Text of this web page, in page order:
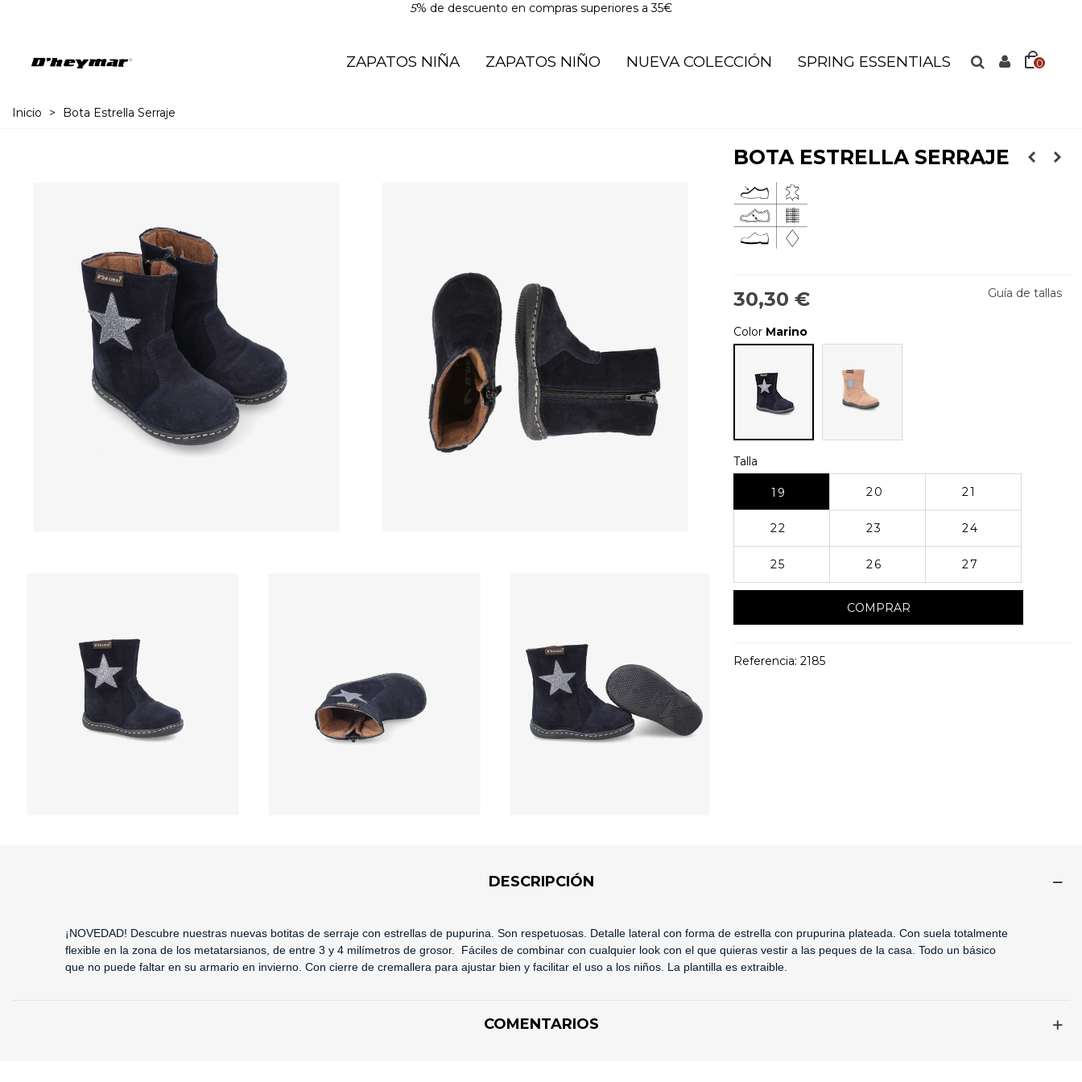
5% de descuento en compras superiores a 35€
ZAPATOS NIÑA ZAPATOS NIÑO NUEVA COLECCIÓN SPRING ESSENTIALS 0
Inicio > Bota Estrella Serraje
BOTA ESTRELLA SERRAJE
30,30 € Guía de tallas
Color Marino
Talla
19 20 21
22 23 24
25 26 27
COMPRAR
Referencia: 2185
DESCRIPCIÓN
¡NOVEDAD! Descubre nuestras nuevas botitas de serraje con estrellas de pupurina. Son respetuosas. Detalle lateral con forma de estrella con prupurina plateada. Con suela totalmente
flexible en la zona de los metatarsianos, de entre 3 y 4 milímetros de grosor. Fáciles de combinar con cualquier look con el que quieras vestir a las peques de la casa. Todo un básico
que no puede faltar en su armario en invierno. Con cierre de cremallera para ajustar bien y facilitar el uso a los niños. La plantilla es extraible.
COMENTARIOS